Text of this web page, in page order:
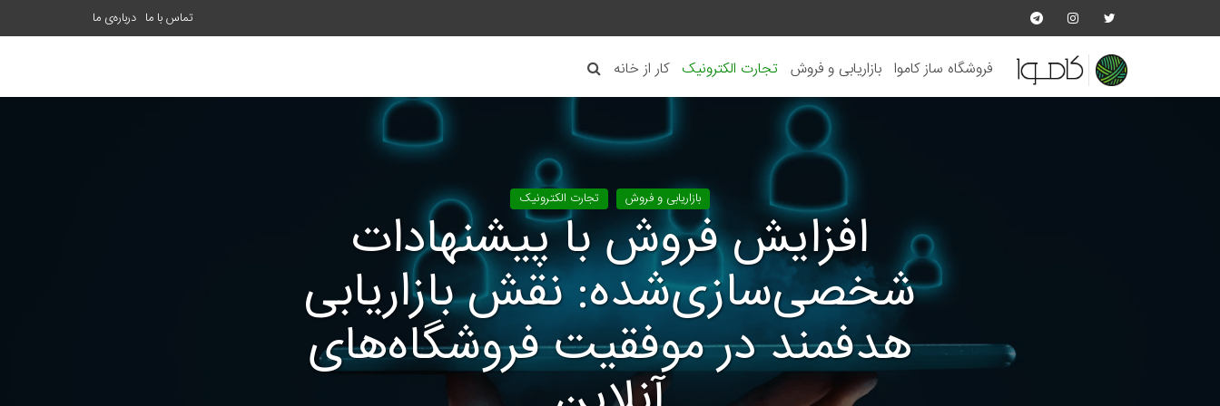
تماس با ما درباره‌ی ما
فروشگاه ساز کاموا بازاریابی و فروش تجارت الکترونیک کار از خانه
بازاریابی و فروش تجارت الکترونیک
افزایش فروش با پیشنهادات
شخصی‌سازی‌شده: نقش بازاریابی
هدفمند در موفقیت فروشگاه‌های